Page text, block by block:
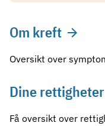
Om kreft
Oversikt over
Dine rettigheter
Få oversikt over